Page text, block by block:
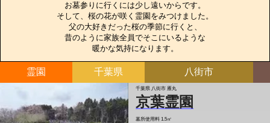
お墓参りに行くには少し遠いからです。
そして、桜の花が咲く霊園をみつけました。
父の大好きだった桜の季節に行くと、
昔のように家族全員でそこにいるような
暖かな気持になります。
霊園 千葉県 八街市
千葉県 八街市 雁丸
京葉霊園
墓所使用料 1.5㎡